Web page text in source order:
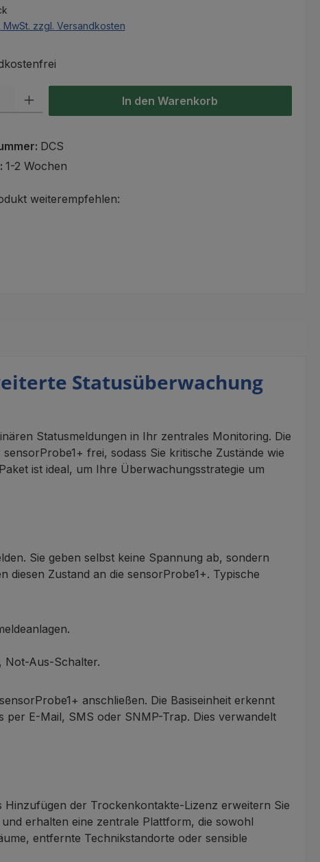
MwSt. zzgl. Versandkosten
Gib den gewünschten Wert ein oder benutze die Schaltflächen
In den Warenkorb
DCS
1-2 Wochen
weiterempfehlen:
Statusüberwachung
Statusmeldungen in Ihr zentrales Monitoring. Die
frei, sodass Sie kritische Zustände wie
ist ideal, um Ihre Überwachungsstrategie um
Sie geben selbst keine Spannung ab, sondern
diesen Zustand an die sensorProbe1+. Typische
Not-Aus-Schalter.
anschließen. Die Basiseinheit erkennt
E-Mail, SMS oder SNMP-Trap. Dies verwandelt
der Trockenkontakte-Lizenz erweitern Sie
erhalten eine zentrale Plattform, die sowohl
entfernte Technikstandorte oder sensible